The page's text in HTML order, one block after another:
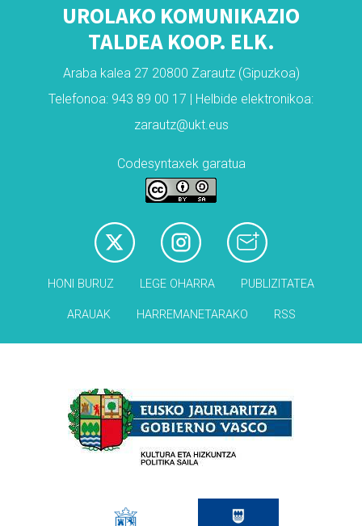
UROLAKO KOMUNIKAZIO
TALDEA KOOP. ELK.
Araba kalea 27 20800 Zarautz (Gipuzkoa)
Telefonoa: 943 89 00 17 | Helbide elektronikoa:
zarautz@ukt.eus
Codesyntaxek garatua
HONI BURUZ LEGE OHARRA PUBLIZITATEA
ARAUAK HARREMANETARAKO RSS